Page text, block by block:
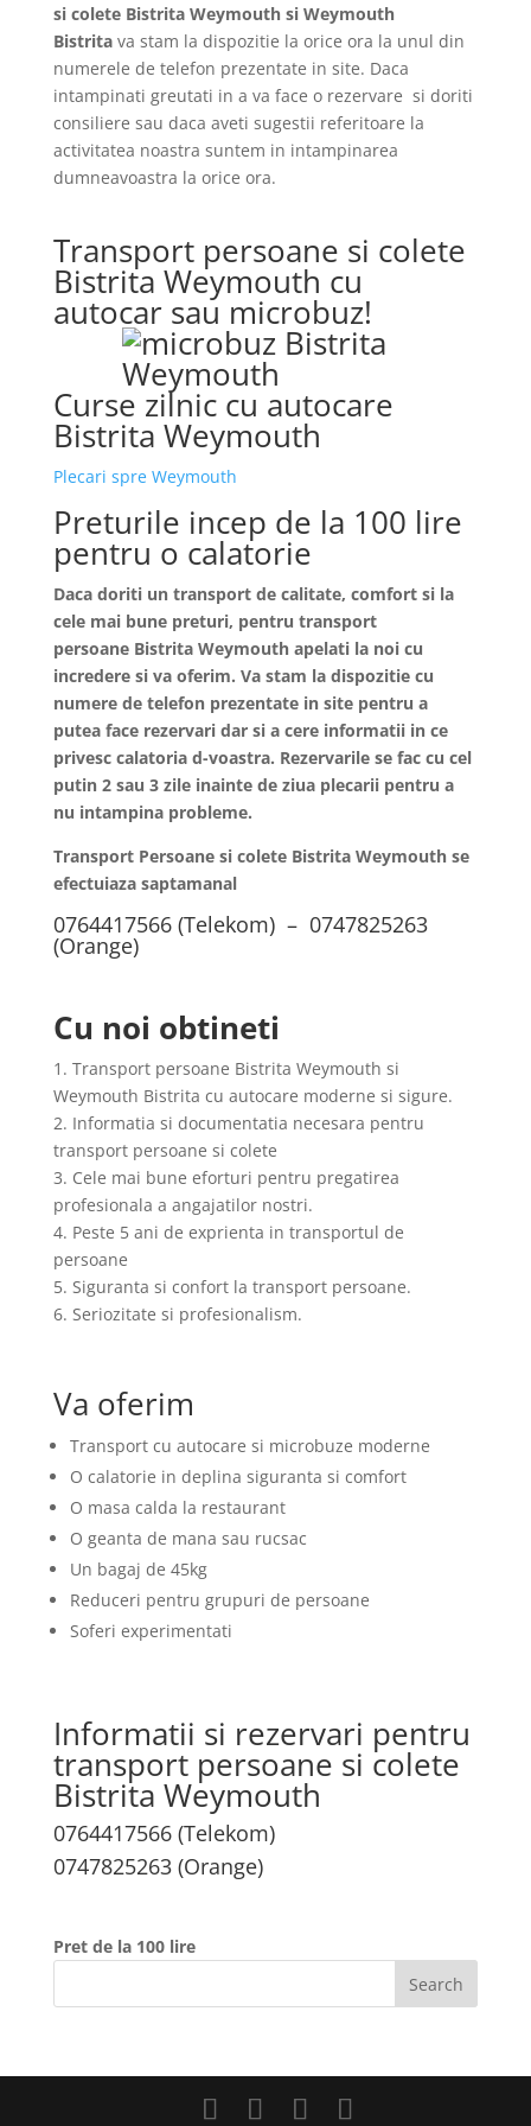
si colete Bistrita Weymouth si Weymouth
Bistrita va stam la dispozitie la orice ora la unul din
numerele de telefon prezentate in site. Daca
intampinati greutati in a va face o rezervare si doriti
consiliere sau daca aveti sugestii referitoare la
activitatea noastra suntem in intampinarea
dumneavoastra la orice ora.
Transport persoane si colete
Bistrita Weymouth cu
autocar sau microbuz!
Curse zilnic cu autocare
Bistrita Weymouth
Plecari spre Weymouth
Preturile incep de la 100 lire
pentru o calatorie
Daca doriti un transport de calitate, comfort si la
cele mai bune preturi, pentru transport
persoane Bistrita Weymouth apelati la noi cu
incredere si va oferim. Va stam la dispozitie cu
numere de telefon prezentate in site pentru a
putea face rezervari dar si a cere informatii in ce
privesc calatoria d-voastra. Rezervarile se fac cu cel
putin 2 sau 3 zile inainte de ziua plecarii pentru a
nu intampina probleme.
Transport Persoane si colete Bistrita Weymouth se
efectuiaza saptamanal
0764417566 (Telekom) – 0747825263
(Orange)
Cu noi obtineti
1. Transport persoane Bistrita Weymouth si
Weymouth Bistrita cu autocare moderne si sigure.
2. Informatia si documentatia necesara pentru
transport persoane si colete
3. Cele mai bune eforturi pentru pregatirea
profesionala a angajatilor nostri.
4. Peste 5 ani de exprienta in transportul de
persoane
5. Siguranta si confort la transport persoane.
6. Seriozitate si profesionalism.
Va oferim
Transport cu autocare si microbuze moderne
O calatorie in deplina siguranta si comfort
O masa calda la restaurant
O geanta de mana sau rucsac
Un bagaj de 45kg
Reduceri pentru grupuri de persoane
Soferi experimentati
Informatii si rezervari pentru
transport persoane si colete
Bistrita Weymouth
0764417566 (Telekom)
0747825263 (Orange)
Pret de la 100 lire